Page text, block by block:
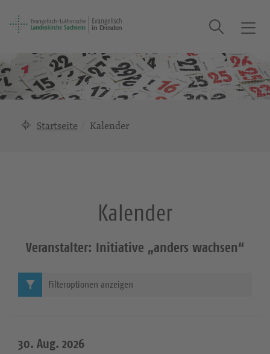
T
g
g
l
Suche
Startseite Kalender
Kalender
Veranstalter: Initiative „anders wachsen“
30. Aug. 2026
Filteroptionen anzeigen